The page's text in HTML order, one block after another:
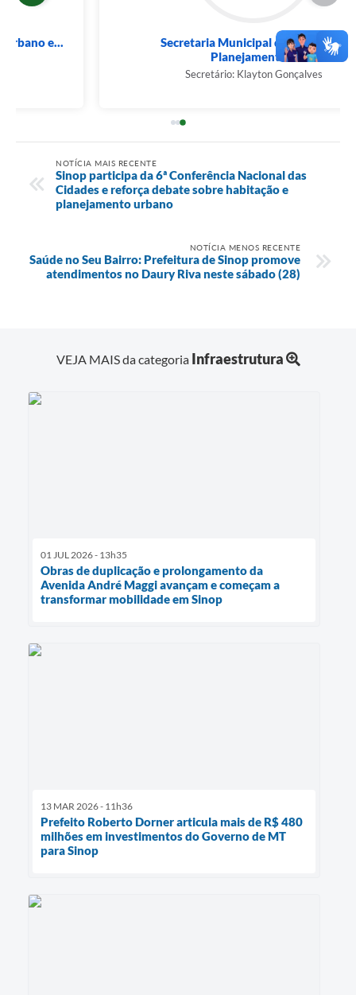
Secretaria Municipal de Governo e
Planejamento...
Secretário: Klayton Gonçalves
NOTÍCIA MAIS RECENTE
Sinop participa da 6ª Conferência Nacional das
Cidades e reforça debate sobre habitação e
planejamento urbano
NOTÍCIA MENOS RECENTE
Saúde no Seu Bairro: Prefeitura de Sinop promove
atendimentos no Daury Riva neste sábado (28)
VEJA MAIS da categoria Infraestrutura
01 JUL 2026 - 13h35
Obras de duplicação e prolongamento da
Avenida André Maggi avançam e começam a
transformar mobilidade em Sinop
13 MAR 2026 - 11h36
Prefeito Roberto Dorner articula mais de R$ 480
milhões em investimentos do Governo de MT
para Sinop